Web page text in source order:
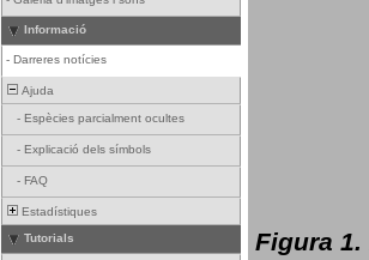
Informació
- Darreres notícies
Ajuda
- Espècies parcialment ocultes
- Explicació dels símbols
- FAQ
Estadístiques
Tutorials
Figura 1.